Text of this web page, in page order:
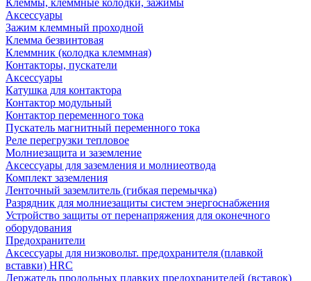
Клеммы, клеммные колодки, зажимы
Аксессуары
Зажим клеммный проходной
Клемма безвинтовая
Клеммник (колодка клеммная)
Контакторы, пускатели
Аксессуары
Катушка для контактора
Контактор модульный
Контактор переменного тока
Пускатель магнитный переменного тока
Реле перегрузки тепловое
Молниезащита и заземление
Аксессуары для заземления и молниеотвода
Комплект заземления
Ленточный заземлитель (гибкая перемычка)
Разрядник для молниезащиты систем энергоснабжения
Устройство защиты от перенапряжения для оконечного
оборудования
Предохранители
Аксессуары для низковольт. предохранителя (плавкой
вставки) HRC
Держатель продольных плавких предохранителей (вставок)